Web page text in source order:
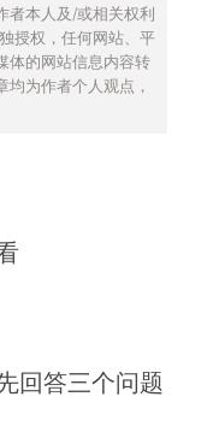
者本人及/或相关权利
授权，任何网站、平
体的网站信息内容转
为作者个人观点，
回答三个问题